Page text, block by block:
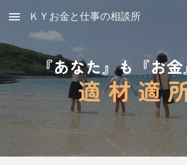
Skip to main content
ＫＹお金と仕事の相談所
『あなた』も『お金
適 材 適